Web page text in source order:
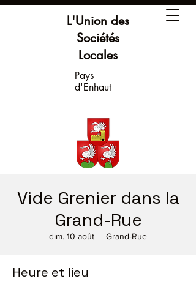
L'Union des
Sociétés
Locales
Pays
d'Enhaut
Vide Grenier dans la
Grand-Rue
dim. 10 août
  |
Grand-Rue
Heure et lieu